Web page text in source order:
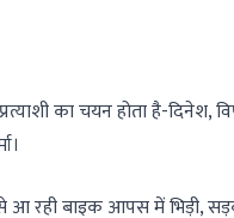
का चयन होता है-दिनेश,
रही बाइक आपस में भिड़ी,